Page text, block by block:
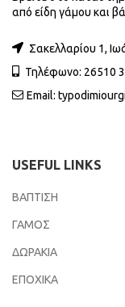
από είδη γάμου και
Σακελλαρίου 1,
Τηλέφωνο: 26510
Email:
USEFUL LINKS
ΒΑΠΤΙΣΗ
ΓΑΜΟΣ
ΔΩΡΑΚΙΑ
ΕΠΟΧΙΚΑ